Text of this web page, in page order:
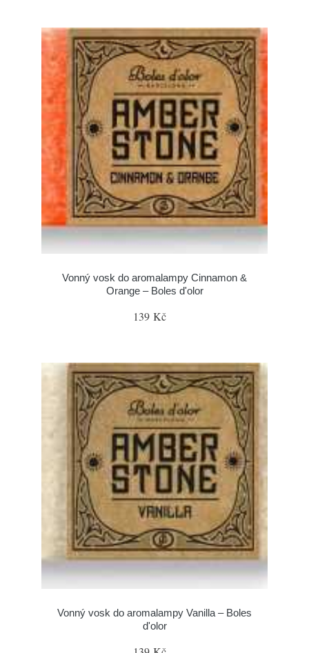
Vonný vosk do aromalampy Cinnamon &
Orange – Boles d'olor
139 Kč
Vonný vosk do aromalampy Vanilla – Boles
d'olor